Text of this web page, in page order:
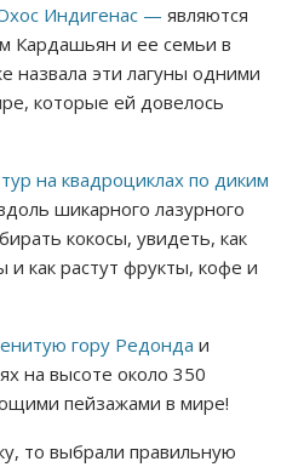
Индигенас — являются
Кардашьян и ее семьи в
назвала эти лагуны одними
которые ей довелось
тур на квадроциклах по диким
шикарного лазурного
кокосы, увидеть, как
как растут фрукты, кофе и
гору Редонда и
на высоте около 350
пейзажами в мире!
то выбрали правильную